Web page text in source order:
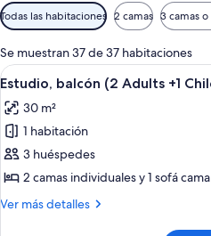
Filtros
disponibles
para
las
habitaciones
Todas las habitaciones 2 camas 3 camas o
Se muestran 37 de 37 habitaciones
Abrir
todas
las
fotos
de
Estudio,
balcón
7
Estudio, balcón (2 Adults +1
30 m²
1 habitación
3 huéspedes
2 camas individuales y 1 sofá
Ver más detalles
Más